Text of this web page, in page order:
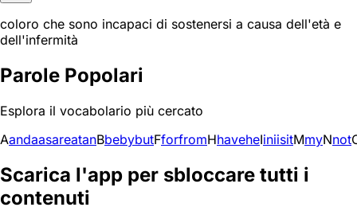
coloro che sono incapaci di sostenersi a causa dell'età e
dell'infermità
Parole Popolari
Esplora il vocabolario più cercato
AandaasareatanBbebybutFforfromHhaveheIiniisitMmyNnot
Scarica l'app per sbloccare tutti i
contenuti